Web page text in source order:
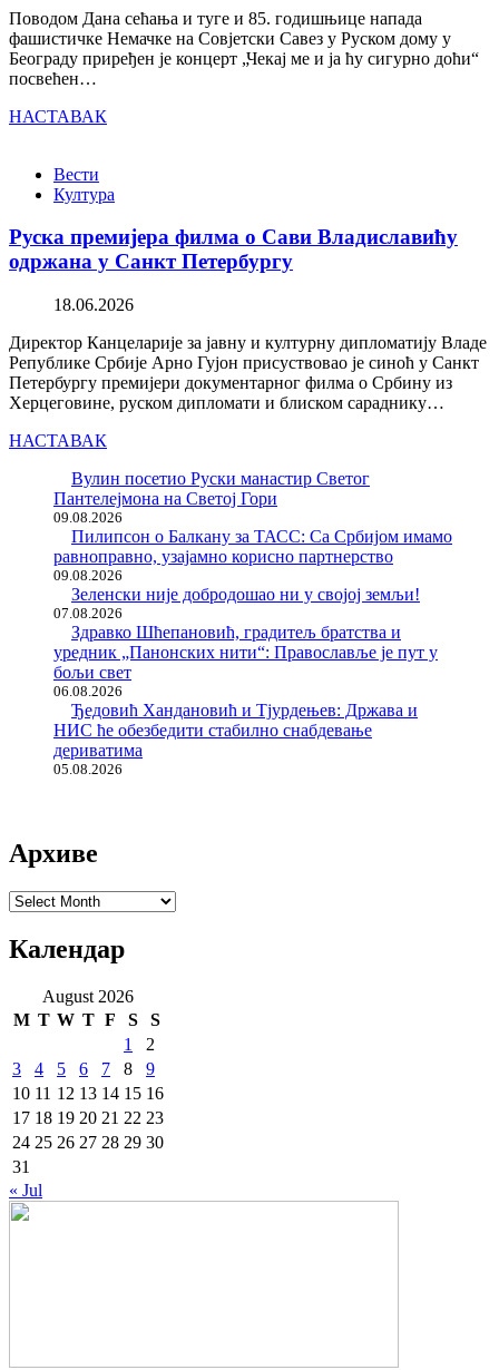
Поводом Дана сећања и туге и 85. годишњице напада
фашистичке Немачке на Совјетски Савез у Руском дому у
Београду приређен је концерт „Чекај ме и ја ћу сигурно доћи“
посвећен…
НАСТАВАК
Вести
Култура
Руска премијера филма о Сави Владиславићу
одржана у Санкт Петербургу
18.06.2026
Директор Канцеларије за јавну и културну дипломатију Владе
Републике Србије Арно Гујон присуствовао је синоћ у Санкт
Петербургу премијери документарног филма о Србину из
Херцеговине, руском дипломати и блиском сараднику…
НАСТАВАК
Вулин посетио Руски манастир Светог
Пантелејмона на Светој Гори
09.08.2026
Пилипсон о Балкану за ТАСС: Са Србијом имамо
равноправно, узајамно корисно партнерство
09.08.2026
Зеленски није добродошао ни у својој земљи!
07.08.2026
Здравко Шћепановић, градитељ братства и
уредник „Панонских нити“: Православље је пут у
бољи свет
06.08.2026
Ђедовић Хандановић и Тјурдењев: Држава и
НИС ће обезбедити стабилно снабдевање
дериватима
05.08.2026
Архиве
Архиве
Календар
August 2026
M T W T F S
S
1
2
3
4 5 6 7 8
9
10 11 12 13 14 15 16
17 18 19 20 21 22 23
24 25 26 27 28 29 30
31
« Jul